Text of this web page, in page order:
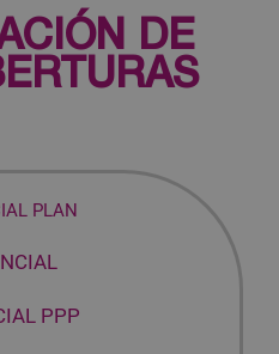
DE
PLAN
PPP